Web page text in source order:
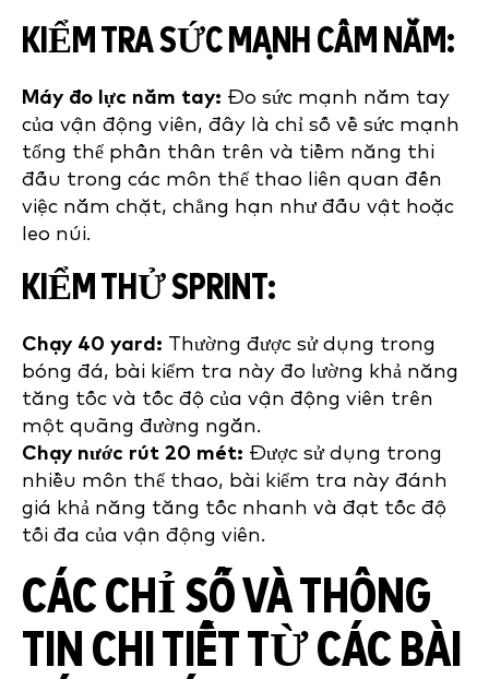
KIỂM TRA SỨC MẠNH CẦM NẮM:
Máy đo lực nắm tay: Đo sức mạnh nắm tay
của vận động viên, đây là chỉ số về sức mạnh
tổng thể phần thân trên và tiềm năng thi
đấu trong các môn thể thao liên quan đến
việc nắm chặt, chẳng hạn như đấu vật hoặc
leo núi.
KIỂM THỬ SPRINT:
Chạy 40 yard: Thường được sử dụng trong
bóng đá, bài kiểm tra này đo lường khả năng
tăng tốc và tốc độ của vận động viên trên
một quãng đường ngắn.
Chạy nước rút 20 mét: Được sử dụng trong
nhiều môn thể thao, bài kiểm tra này đánh
giá khả năng tăng tốc nhanh và đạt tốc độ
tối đa của vận động viên.
CÁC CHỈ SỐ VÀ THÔNG
TIN CHI TIẾT TỪ CÁC BÀI